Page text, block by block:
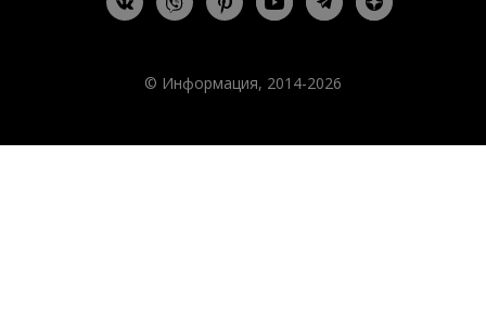
© Информация, 2014-2026